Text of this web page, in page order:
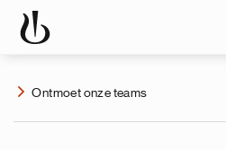
Ontmoet onze teams